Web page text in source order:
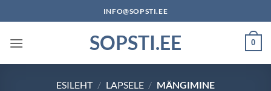
to
content
INFO@SOPSTI.EE
SOPSTI.EE 0
ESILEHT / LAPSELE / MÄNGIMINE